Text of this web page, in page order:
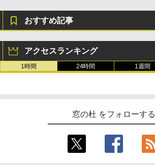
おすすめ記事
アクセスランキング
1時間 24時間 1週間
窓の杜 をフォローする